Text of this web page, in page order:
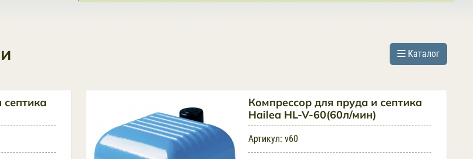
Каталог
Компрессор для пруда и септика
Hailea HL-V-60(60л/мин)
Артикул: v60